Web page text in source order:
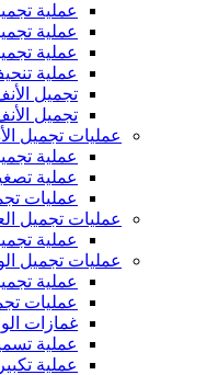
عملية
عملية
عملية
عملية
تجميل
تجميل
عمليات تجميل
عملية
عملية
عمليات
عمليات تجميل
عملية
عمليات تجميل
عملية
عمليات
غمازات
عملية
عملية